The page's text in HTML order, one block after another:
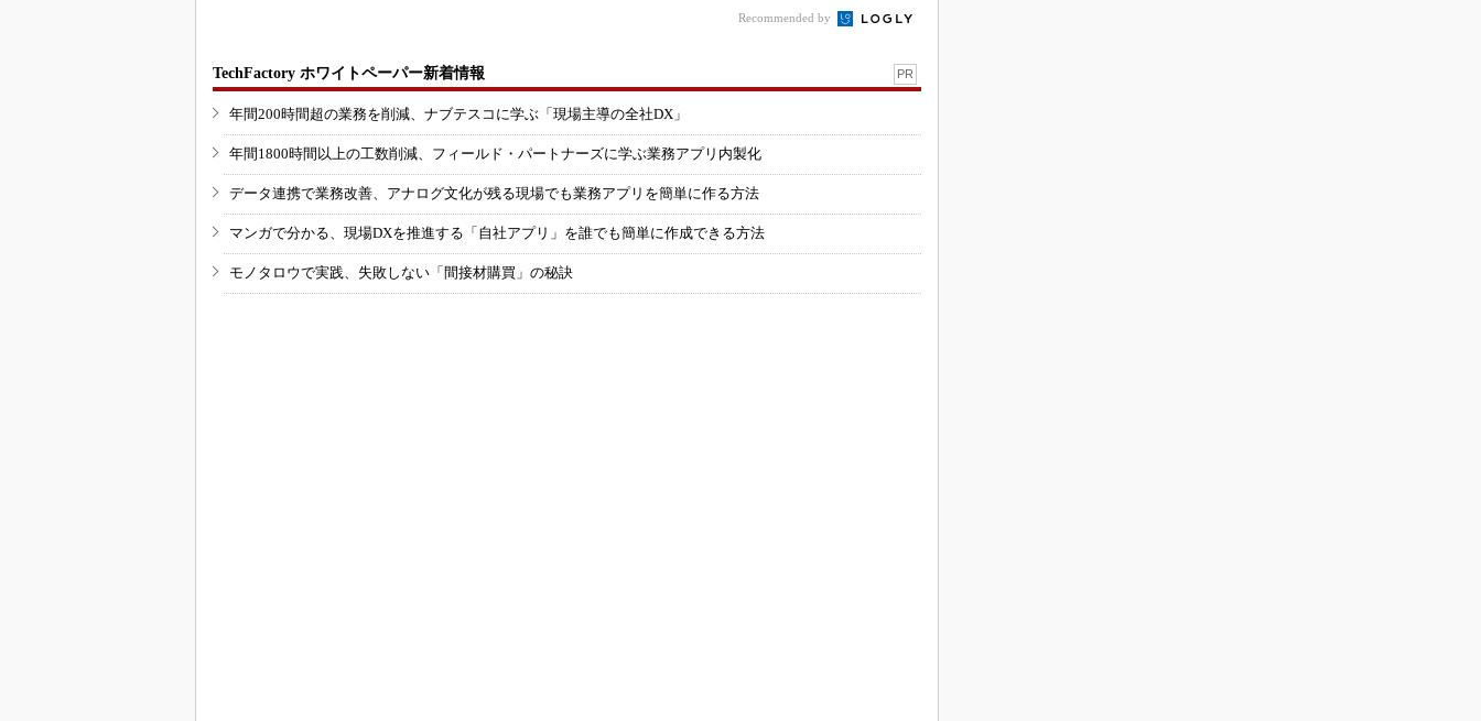
Recommended by
TechFactory ホワイトペーパー新着情報 PR
年間200時間超の業務を削減、ナブテスコに学ぶ「現場主導の全社DX」
年間1800時間以上の工数削減、フィールド・パートナーズに学ぶ業務アプリ内製化
データ連携で業務改善、アナログ文化が残る現場でも業務アプリを簡単に作る方法
マンガで分かる、現場DXを推進する「自社アプリ」を誰でも簡単に作成できる方法
モノタロウで実践、失敗しない「間接材購買」の秘訣